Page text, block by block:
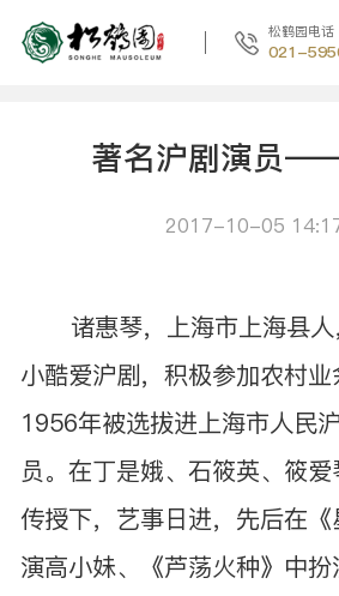
松鹤园电话
021-
著名沪剧演员
2017-10-05
诸惠琴，上海市上海县人
小酷爱沪剧，积极参加农村业
1956年被选拔进上海市人民
员。在丁是娥、石筱英、筱
传授下，艺事日进，先后在
演高小妹、《芦荡火种》中